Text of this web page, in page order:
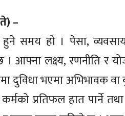
–
समय हो । पेसा,
आफ्ना लक्ष्य, रणनीति र
भएमा अभिभावक
प्रतिफल हात पार्ने